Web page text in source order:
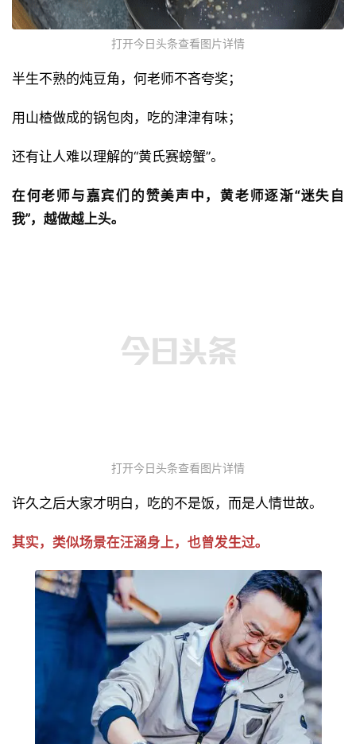
打开今日头条查看图片详情
半生不熟的炖豆角，何老师不吝夸奖；
用山楂做成的锅包肉，吃的津津有味；
还有让人难以理解的“黄氏赛螃蟹”。
在何老师与嘉宾们的赞美声中，黄老师逐渐“迷失自
我”，越做越上头。
打开今日头条查看图片详情
许久之后大家才明白，吃的不是饭，而是人情世故。
其实，类似场景在汪涵身上，也曾发生过。